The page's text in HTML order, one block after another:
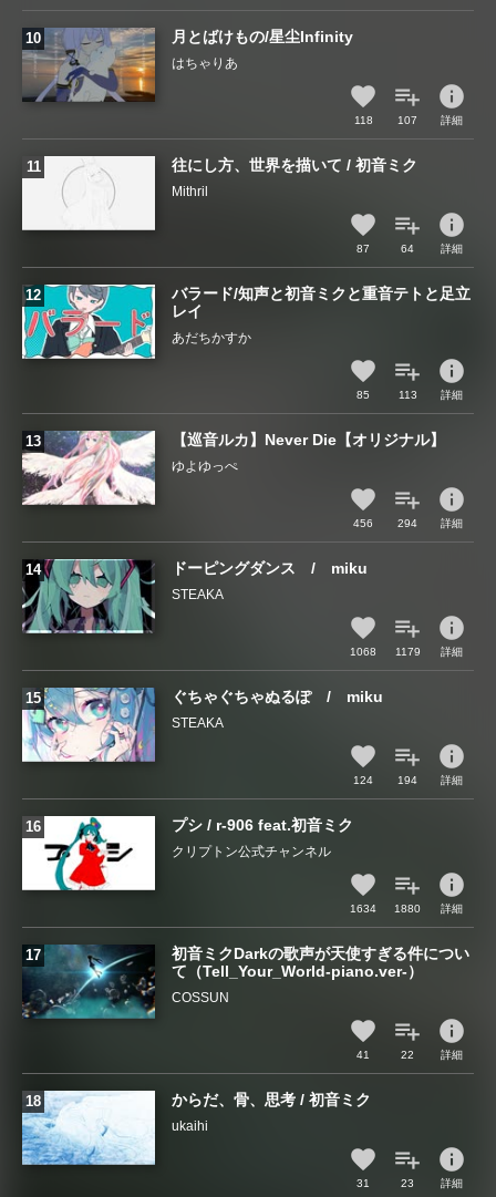
月とばけもの/星尘Infinity
はちゃりあ
118 107
info
詳細
往にし方、世界を描いて / 初音ミク
Mithril
87 64
info
詳細
バラード/知声と初音ミクと重音テトと足立
レイ
あだちかすか
85 113
info
詳細
【巡音ルカ】Never Die【オリジナル】
ゆよゆっぺ
456 294
info
詳細
ドーピングダンス / miku
STEAKA
1068 1179
info
詳細
ぐちゃぐちゃぬるぽ / miku
STEAKA
124 194
info
詳細
プシ / r-906 feat.初音ミク
クリプトン公式チャンネル
1634 1880
info
詳細
初音ミクDarkの歌声が天使すぎる件につい
て（Tell_Your_World-piano.ver-）
COSSUN
41 22
info
詳細
からだ、骨、思考 / 初音ミク
ukaihi
31 23
info
詳細